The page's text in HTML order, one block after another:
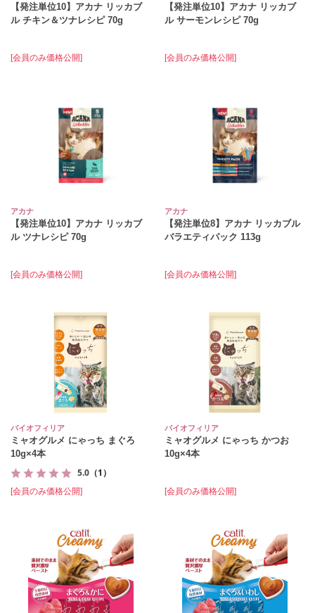
【発注単位10】アカナ リッカブ
ル チキン＆ツナレシピ 70g
[会員のみ価格公開]
【発注単位10】アカナ リッカブ
ル サーモンレシピ 70g
[会員のみ価格公開]
アカナ
【発注単位10】アカナ リッカブ
ル ツナレシピ 70g
[会員のみ価格公開]
アカナ
【発注単位8】アカナ リッカブル
バラエティパック 113g
[会員のみ価格公開]
バイオフィリア
ミャオグルメ にゃっち まぐろ
10g×4本
5.0 （1）
[会員のみ価格公開]
バイオフィリア
ミャオグルメ にゃっち かつお
10g×4本
[会員のみ価格公開]